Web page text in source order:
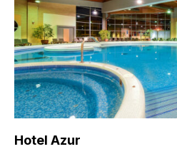
Hotel Azur